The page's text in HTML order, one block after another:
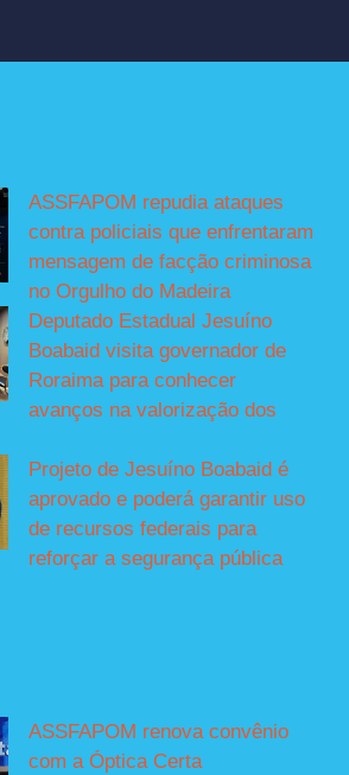
ASSFAPOM repudia ataques
contra policiais que enfrentaram
mensagem de facção criminosa
no Orgulho do Madeira
Deputado Estadual Jesuíno
Boabaid visita governador de
Roraima para conhecer
avanços na valorização dos
Projeto de Jesuíno Boabaid é
aprovado e poderá garantir uso
de recursos federais para
reforçar a segurança pública
ASSFAPOM renova convênio
com a Óptica Certa